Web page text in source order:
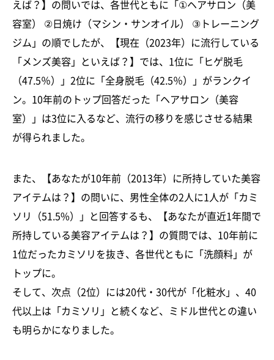
えば？】の問いでは、各世代ともに「①ヘアサロン（美
容室） ②日焼け（マシン・サンオイル） ③トレーニング
ジム」の順でしたが、【現在（2023年）に流行している
「メンズ美容」といえば？】では、1位に「ヒゲ脱毛
（47.5％）」2位に「全身脱毛（42.5％）」がランクイ
ン。10年前のトップ回答だった「ヘアサロン（美容
室）」は3位に入るなど、流行の移りを感じさせる結果
が得られました。
また、【あなたが10年前（2013年）に所持していた美容
アイテムは？】の問いに、男性全体の2人に1人が「カミ
ソリ（51.5%）」と回答するも、【あなたが直近1年間で
所持している美容アイテムは？】の質問では、10年前に
1位だったカミソリを抜き、各世代ともに「洗顔料」が
トップに。
そして、次点（2位）には20代・30代が「化粧水」、40
代以上は「カミソリ」と続くなど、ミドル世代との違い
も明らかになりました。